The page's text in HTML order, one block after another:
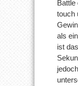
Battle
touch
als
ist